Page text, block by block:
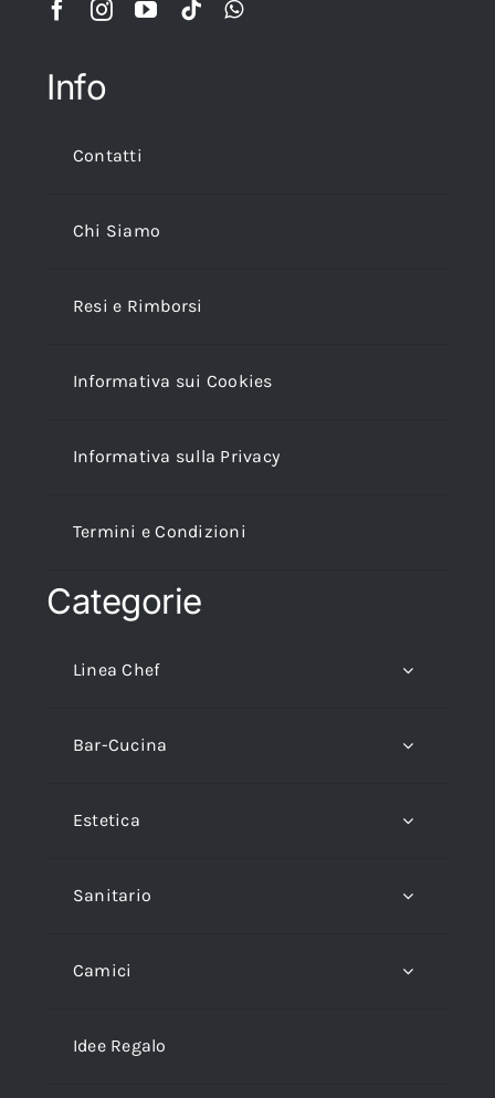
Info
Contatti
Chi Siamo
Resi e Rimborsi
Informativa sui Cookies
Informativa sulla Privacy
Termini e Condizioni
Categorie
Linea Chef
Bar-Cucina
Estetica
Sanitario
Camici
Idee Regalo